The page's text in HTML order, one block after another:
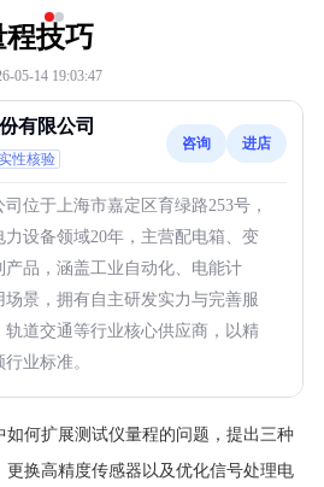
程技巧
05-14 19:03:47
有限公司
性核验
咨询 进店
位于上海市嘉定区育绿路253号，
力设备领域20年，主营配电箱、变
产品，涵盖工业自动化、电能计
景，拥有自主研发实力与完善服
道交通等行业核心供应商，以精
业标准。
如何扩展测试仪量程的问题，提出三种
更换高精度传感器以及优化信号处理电